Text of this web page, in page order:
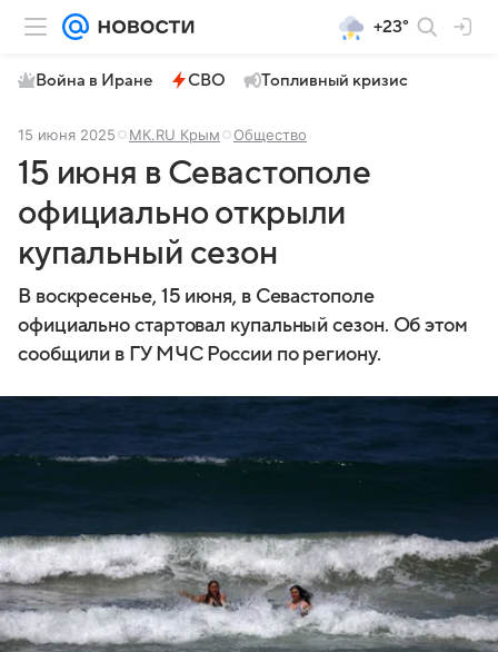
+23°
Война в Иране СВО Топливный кризис
15 июня 2025 МК.RU Крым Общество
15 июня в Севастополе
официально открыли
купальный сезон
В воскресенье, 15 июня, в Севастополе
официально стартовал купальный сезон. Об этом
сообщили в ГУ МЧС России по региону.